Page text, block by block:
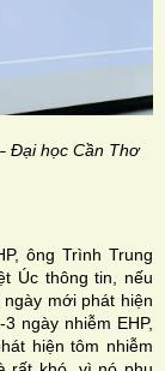
Đại học Cần Thơ
ông Trình Trung
Úc thông tin, nếu
mới phát hiện
ngày nhiễm EHP,
hiện tôm nhiễm